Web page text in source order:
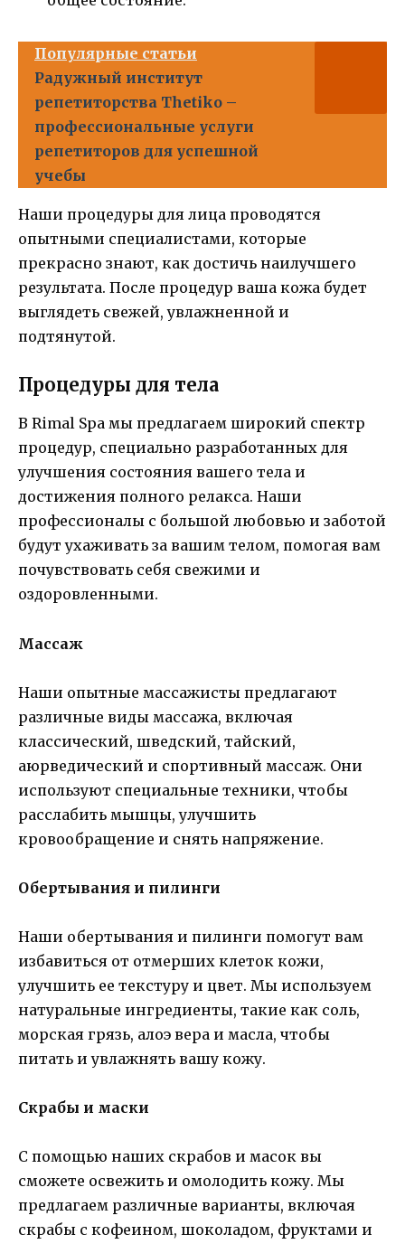
Популярные статьи
Радужный институт
репетиторства Thetiko –
профессиональные услуги
репетиторов для успешной
учебы
Наши процедуры для лица проводятся
опытными специалистами, которые
прекрасно знают, как достичь наилучшего
результата. После процедур ваша кожа будет
выглядеть свежей, увлажненной и
подтянутой.
Процедуры для тела
В Rimal Spa мы предлагаем широкий спектр
процедур, специально разработанных для
улучшения состояния вашего тела и
достижения полного релакса. Наши
профессионалы с большой любовью и заботой
будут ухаживать за вашим телом, помогая вам
почувствовать себя свежими и
оздоровленными.
Массаж
Наши опытные массажисты предлагают
различные виды массажа, включая
классический, шведский, тайский,
аюрведический и спортивный массаж. Они
используют специальные техники, чтобы
расслабить мышцы, улучшить
кровообращение и снять напряжение.
Обертывания и пилинги
Наши обертывания и пилинги помогут вам
избавиться от отмерших клеток кожи,
улучшить ее текстуру и цвет. Мы используем
натуральные ингредиенты, такие как соль,
морская грязь, алоэ вера и масла, чтобы
питать и увлажнять вашу кожу.
Скрабы и маски
С помощью наших скрабов и масок вы
сможете освежить и омолодить кожу. Мы
предлагаем различные варианты, включая
скрабы с кофеином, шоколадом, фруктами и